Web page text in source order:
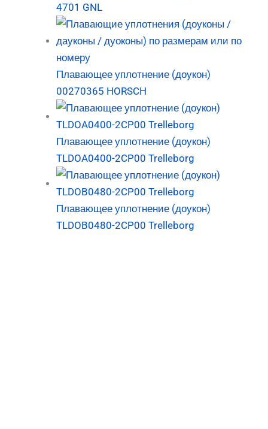
4701 GNL
Плавающее уплотнение (доукон)
00270365 HORSCH
Плавающее уплотнение (доукон)
TLDOA0400-2CP00 Trelleborg
Плавающее уплотнение (доукон)
TLDOB0480-2CP00 Trelleborg